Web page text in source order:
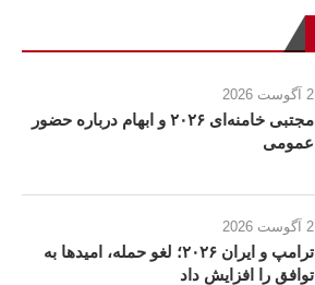
2 آگوست 2026
مجتبی خامنه‌ای ۲۰۲۶ و ابهام درباره حضور
عمومی
2 آگوست 2026
ترامپ و ایران ۲۰۲۶؛ لغو حمله، امیدها به
توافق را افزایش داد